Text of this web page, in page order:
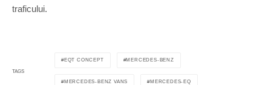
-
c
traficului.
TAGS
EQT CONCEPT MERCEDES-BENZ
MERCEDES-BENZ VANS MERCEDES-EQ